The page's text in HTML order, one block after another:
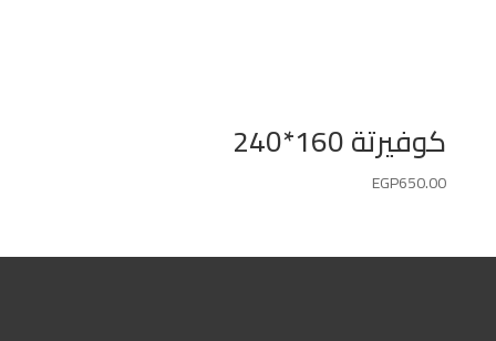
كوفيرتة 160*240
EGP650.00